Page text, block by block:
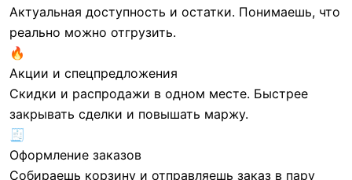
2 970 ₸/шт
DHI-ASF180L-V1 DHI-ASF180U-V1
Актуальная доступность и остатки. Понимаешь, что
реально можно отгрузить.
🔥
Акции и спецпредложения
Скидки и распродажи в одном месте. Быстрее
закрывать сделки и повышать маржу.
🧾
Оформление заказов
Собираешь корзину и отправляешь заказ в пару